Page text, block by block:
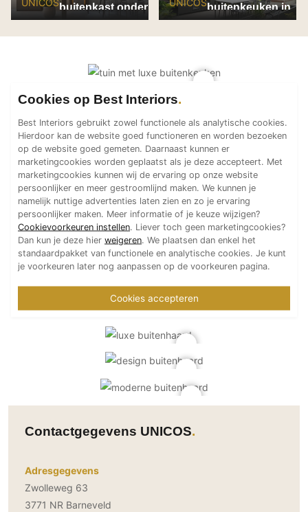
Technologie
Audio/Video
Mirror TV
Wifi
Overig
Aannemers Interieur
Akoestiek
Binnenzwembaden
Wellness
Wijnkelder en wijnkasten
buitenkast onder
Linizio overkapping
met doekzonwering
buitenkeuken in
Reeuwijk
Contactgegevens UNICOS
Adresgegevens
Zwolleweg 63
3771 NR Barneveld
Cookies op Best Interiors
Best Interiors gebruikt zowel functionele als analytische cookies.
Hierdoor kan de website goed functioneren en worden bezoeken
op de website goed gemeten. Daarnaast kunnen er
marketingcookies worden geplaatst als je deze accepteert. Met
marketingcookies kunnen wij de ervaring op onze website
persoonlijker en meer gestroomlijnd maken. We kunnen je
namelijk nuttige advertenties laten zien en zo je ervaring
persoonlijker maken. Meer informatie of je keuze wijzigen?
Cookievoorkeuren instellen. Liever toch geen marketingcookies?
Dan kun je deze hier weigeren. We plaatsen dan enkel het
standaardpakket van functionele en analytische cookies. Je kunt
je voorkeuren later nog aanpassen op de voorkeuren pagina.
Cookies accepteren